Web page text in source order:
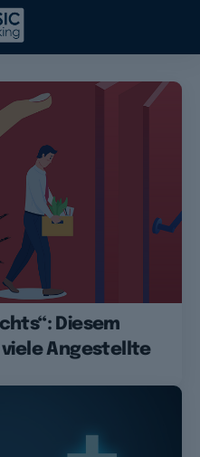
Diesem
Angestellte